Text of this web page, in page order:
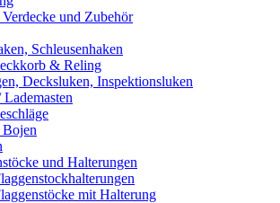
und Zubehör
Schleusenhaken
& Reling
Decksluken, Inspektionsluken
Bojen
und Halterungen
mit Halterung